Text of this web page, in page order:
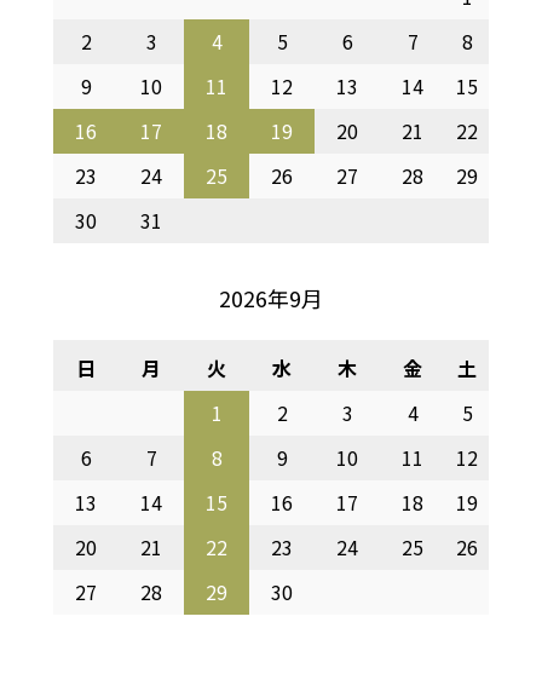
2
3 4 5 6 7
8
9
10 11 12 13 14
15
16
17 18 19 20 21
22
23
24 25 26 27 28
29
30
31
2026年9月
日 月 火 水 木 金
土
1
2 3 4
5
6
7 8 9 10 11
12
13
14 15 16 17 18
19
20
21 22 23 24 25
26
27
28 29 30